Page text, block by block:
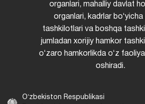
organlari, mahalliy davlat
organlari, kadrlar boʻyicha
tashkilotlari va boshqa
jumladan xorijiy hamkor
oʻzaro hamkorlikda oʻz
oshiradi.
Oʻzbekiston Respublikasi